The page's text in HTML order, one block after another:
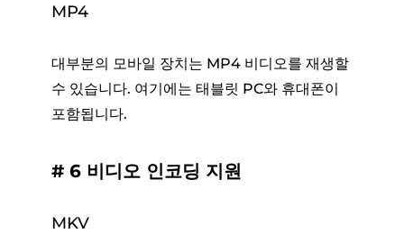
MP4
대부분의 모바일 장치는 MP4 비디오를 재생할
수 있습니다. 여기에는 태블릿 PC와 휴대폰이
포함됩니다.
# 6 비디오 인코딩 지원
MKV